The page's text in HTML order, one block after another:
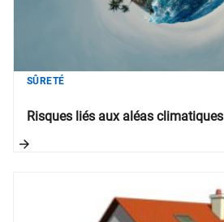
Risques liés aux aléas climatiques
SÛRETÉ